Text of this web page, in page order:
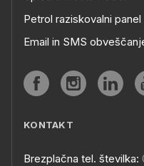
Petrol raziskovalni panel
Email in SMS
KONTAKT
Brezplačna tel. številka: